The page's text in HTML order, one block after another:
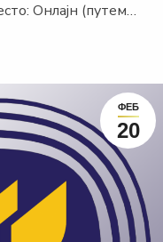
Онлајн (путем…
ФЕБ
20